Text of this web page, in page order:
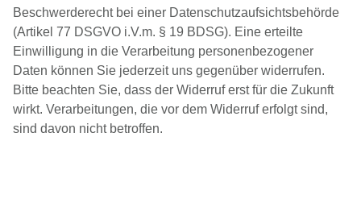
Beschwerderecht bei einer Datenschutzaufsichtsbehörde
(Artikel 77 DSGVO i.V.m. § 19 BDSG). Eine erteilte
Einwilligung in die Verarbeitung personenbezogener
Daten können Sie jederzeit uns gegenüber widerrufen.
Bitte beachten Sie, dass der Widerruf erst für die Zukunft
wirkt. Verarbeitungen, die vor dem Widerruf erfolgt sind,
sind davon nicht betroffen.